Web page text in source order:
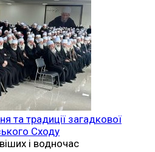
за автономію та роль у